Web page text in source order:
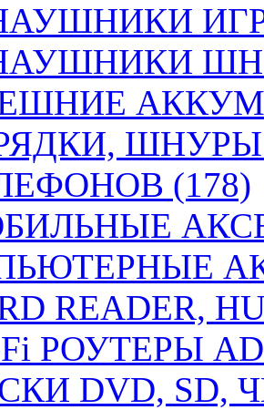
(178)
READER,
РОУТЕРЫ
DVD, SD,